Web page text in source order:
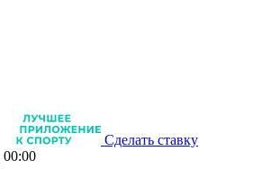
Сделать ставку
00:00